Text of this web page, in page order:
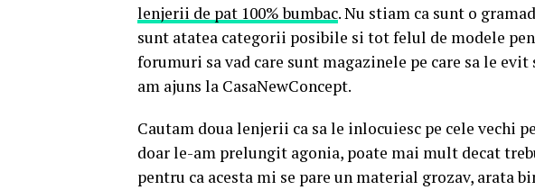
lenjerii de pat 100% bumbac. Nu stiam ca sunt o
sunt atatea categorii posibile si tot felul de modele
forumuri sa vad care sunt magazinele pe care sa le
am ajuns la CasaNewConcept.
Cautam doua lenjerii ca sa le inlocuiesc pe cele vechi
doar le-am prelungit agonia, poate mai mult decat
pentru ca acesta mi se pare un material grozav, arata